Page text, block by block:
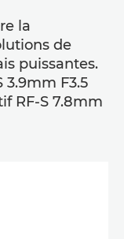
la
de
puissantes.
3.9mm F3.5
RF-S 7.8mm